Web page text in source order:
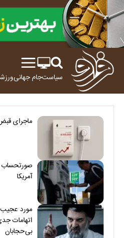
سیاستجام جهانی
ماجرای
صورتحساب
آمریکا
مورد
اتهامات
بی‌حجابان